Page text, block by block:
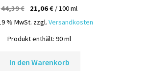
39,95 €
44,39€ 21,06€ /100ml
% MwSt. zzgl. Versandkosten
Produkt enthält: 90ml
In den Warenkorb